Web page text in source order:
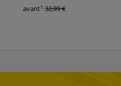
avant1 32,99 €